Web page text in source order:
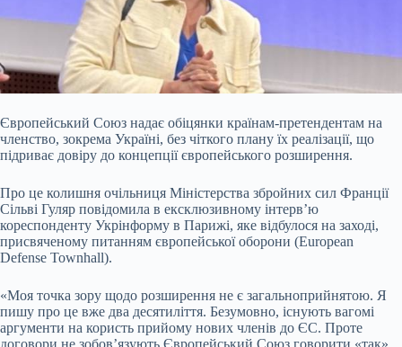
Європейський Союз надає обіцянки країнам-претендентам на
членство, зокрема Україні, без чіткого плану їх реалізації, що
підриває довіру до концепції європейського розширення.
Про це колишня очільниця Міністерства збройних сил Франції
Сільві Гуляр повідомила в ексклюзивному інтерв’ю
кореспонденту Укрінформу в Парижі, яке відбулося на заході,
присвяченому питанням європейської оборони (European
Defense Townhall).
«Моя точка зору щодо розширення не є загальноприйнятою. Я
пишу про це вже два десятиліття. Безумовно, існують вагомі
аргументи на користь прийому нових членів до ЄС. Проте
договори не зобов’язують Європейський Союз говорити «так»